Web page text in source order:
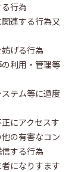
行為
連する行為又
妨げる行為
の利用・管理等
ステム等に過度
にアクセスす
の有害なコン
する行為
になりすます